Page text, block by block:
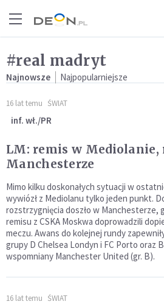
#real madryt
Najnowsze Najpopularniejsze
16 lat temu ŚWIAT
inf. wł./PR
LM: remis w Mediolanie,
Manchesterze
Mimo kilku doskonałych sytuacji w
wywiózł z Mediolanu tylko jeden punkt.
rozstrzygnięcia doszło w Manchesterze,
remisu z CSKA Moskwa doprowadzili
meczu. Awans do kolejnej rundy
grupy D Chelsea Londyn i FC Porto oraz
wspomniany Manchester United (gr. B).
16 lat temu ŚWIAT